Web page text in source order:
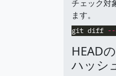
チェック対
ます。
git diff --
HEAD
ハッシ